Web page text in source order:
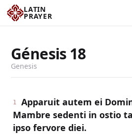
LATIN
PRAYER
Génesis 18
Genesis
1
Apparuit autem ei
Mambre sedenti in ostio
ipso fervore diei.